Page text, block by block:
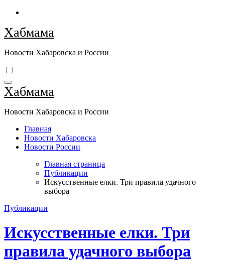
Перейти
содержимому
Хабмама
Новости Хабаровска и России
Хабмама
Новости Хабаровска и России
Главная
Новости Хабаровска
Новости России
Главная страница
Публикации
Искусственные елки. Три правила удачного
выбора
Публикации
Искусственные елки. Три
правила удачного выбора